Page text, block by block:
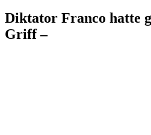
Diktator Franco hatte
Griff –